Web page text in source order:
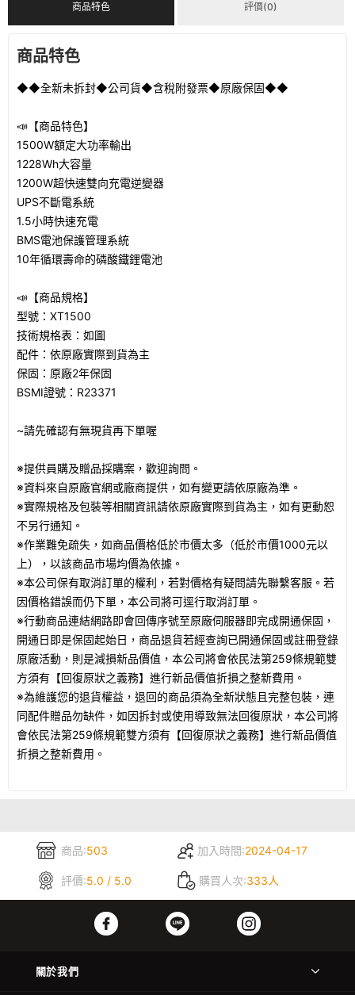
商品特色 評價(0)
商品特色
◆◆全新未拆封◆公司貨◆含稅附發票◆原廠保固◆◆
📣【商品特色】
1500W額定大功率輸出
1228Wh大容量
1200W超快速雙向充電逆變器
UPS不斷電系統
1.5小時快速充電
BMS電池保護管理系統
10年循環壽命的磷酸鐵鋰電池
📣【商品規格】
型號：XT1500
技術規格表：如圖
配件：依原廠實際到貨為主
保固：原廠2年保固
BSMI證號：R23371
~請先確認有無現貨再下單喔
※提供員購及贈品採購案，歡迎詢問。
※資料來自原廠官網或廠商提供，如有變更請依原廠為準。
※實際規格及包裝等相關資訊請依原廠實際到貨為主，如有更動恕
不另行通知。
※作業難免疏失，如商品價格低於市價太多（低於市價1000元以
上），以該商品市場均價為依據。
※本公司保有取消訂單的權利，若對價格有疑問請先聯繫客服。若
因價格錯誤而仍下單，本公司將可逕行取消訂單。
※行動商品連結網路即會回傳序號至原廠伺服器即完成開通保固，
開通日即是保固起始日，商品退貨若經查詢已開通保固或註冊登錄
原廠活動，則是減損新品價值，本公司將會依民法第259條規範雙
方須有【回復原狀之義務】進行新品價值折損之整新費用。
※為維護您的退貨權益，退回的商品須為全新狀態且完整包裝，連
同配件贈品勿缺件，如因拆封或使用導致無法回復原狀，本公司將
會依民法第259條規範雙方須有【回復原狀之義務】進行新品價值
折損之整新費用。
商品:503 加入時間:2024-04-17
評價:5.0 / 5.0 購買人次:333人
關於我們